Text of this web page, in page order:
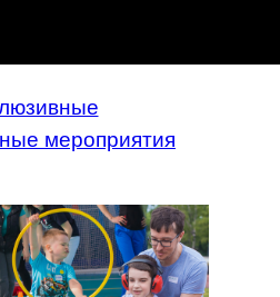
мероприятия